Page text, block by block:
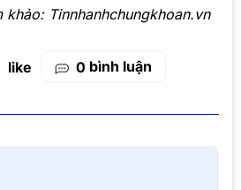
khảo: Tinnhanhchungkhoan.vn
0 bình luận